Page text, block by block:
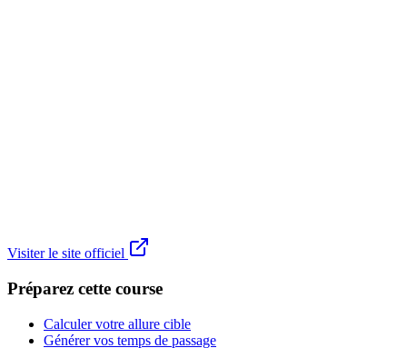
Visiter le site officiel
Préparez cette course
Calculer votre allure cible
Générer vos temps de passage